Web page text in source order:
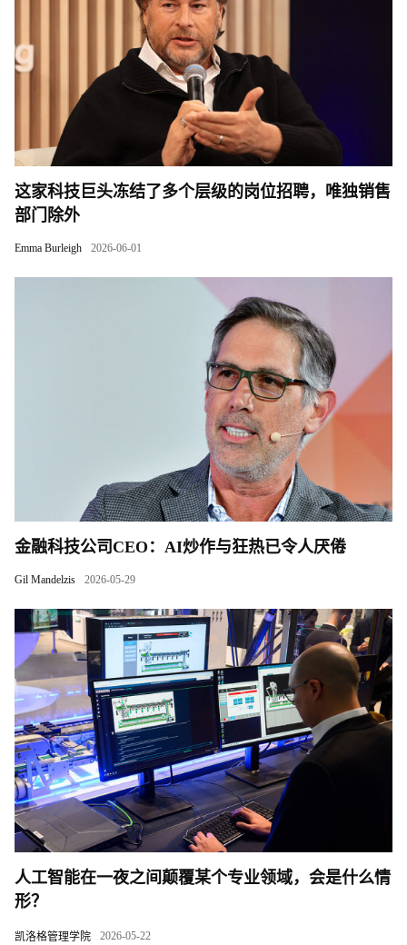
这家科技巨头冻结了多个层级的岗位招聘，唯独销售
部门除外
Emma Burleigh 2026-06-01
金融科技公司CEO：AI炒作与狂热已令人厌倦
Gil Mandelzis 2026-05-29
人工智能在一夜之间颠覆某个专业领域，会是什么情
形？
凯洛格管理学院 2026-05-22